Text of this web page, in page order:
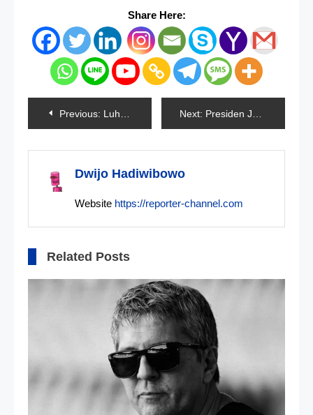
Share Here:
Navigasi
Previous: Luhut Bersedia Jadi Ketua Umum Golkar Jika Didukung Anggota Next: Presiden Jokowi Akan ke China Bertemu Xi Jinping
Dwijo Hadiwibowo
Website https://reporter-channel.com
Related Posts